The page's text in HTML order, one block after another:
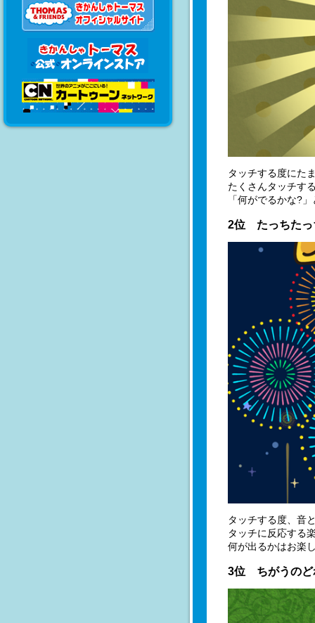
タッチする度にた
たくさんタッチす
「何がでるかな?
2位 たっちたっ
タッチする度、音
タッチに反応する
何が出るかはお楽
3位 ちがうのど